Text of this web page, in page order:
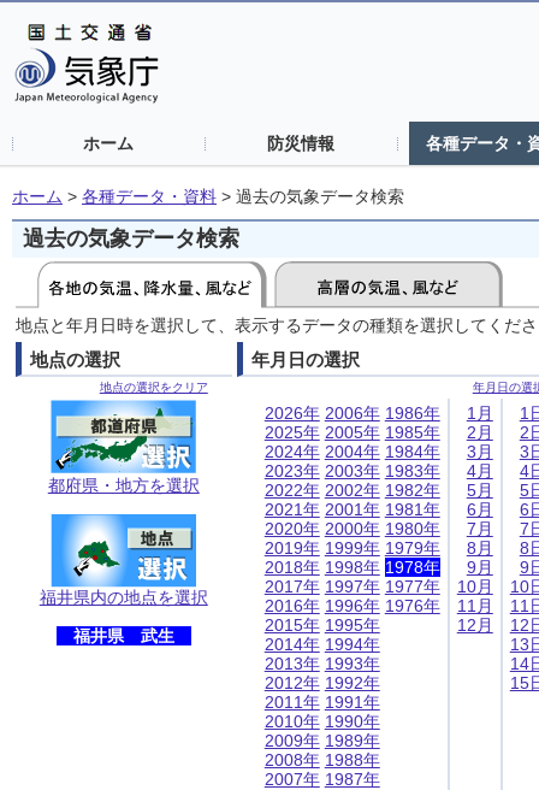
ホーム 防災情報 各種データ・
ホーム > 各種データ・資料 > 過去の気象データ検索
過去の気象データ検索
地点と年月日時を選択して、表示するデータの種類を選択してくだ
地点の選択
地点の選択をクリア
都府県・地方を選択
福井県内の地点を選択
福井県 武生
年月日の選択
年月日の選
2026年
2025年
2024年
2023年
2022年
2021年
2020年
2019年
2018年
2017年
2016年
2015年
2014年
2013年
2012年
2011年
2010年
2009年
2008年
2007年
2006年
2005年
2004年
2003年
2002年
2001年
2000年
1999年
1998年
1997年
1996年
1995年
1994年
1993年
1992年
1991年
1990年
1989年
1988年
1987年
1986年
1985年
1984年
1983年
1982年
1981年
1980年
1979年
1978年
1977年
1976年
1月
2月
3月
4月
5月
6月
7月
8月
9月
10月
11月
12月
1
2
3
4
5
6
7
8
9
10
11
12
13
14
15